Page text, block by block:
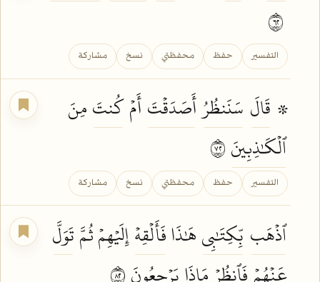
التفسير حفظ محفظتي نسخ مشاركة
۞ قَالَ سَنَنظُرُأَصَدَقۡتَأَمۡكُنتَمِنَ
ٱلۡكَٰذِبِينَ
التفسير حفظ محفظتي نسخ مشاركة
ٱذۡهَب بِّكِتَٰبِيهَٰذَافَأَلۡقِهۡإِلَيۡهِمۡ ثُمَّتَوَلَّ
عَنۡهُمۡ فَٱنظُرۡ مَاذَايَرۡجِعُونَ